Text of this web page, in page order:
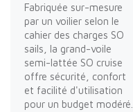
Fabriquée sur-mesure
par un voilier selon le
cahier des charges SO
sails, la grand-voile
semi-lattée SO cruise
offre sécurité, confort
et facilité d'utilisation
pour un budget modéré.